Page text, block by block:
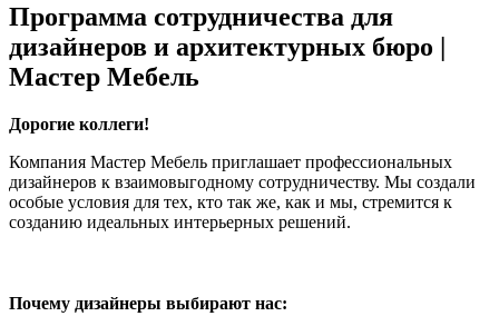
Программа сотрудничества для
дизайнеров и архитектурных бюро |
Мастер Mебель
Дорогие коллеги!
Компания Мастер Мебель приглашает профессиональных
дизайнеров к взаимовыгодному сотрудничеству. Мы создали
особые условия для тех, кто так же, как и мы, стремится к
созданию идеальных интерьерных решений.
Почему дизайнеры выбирают нас: